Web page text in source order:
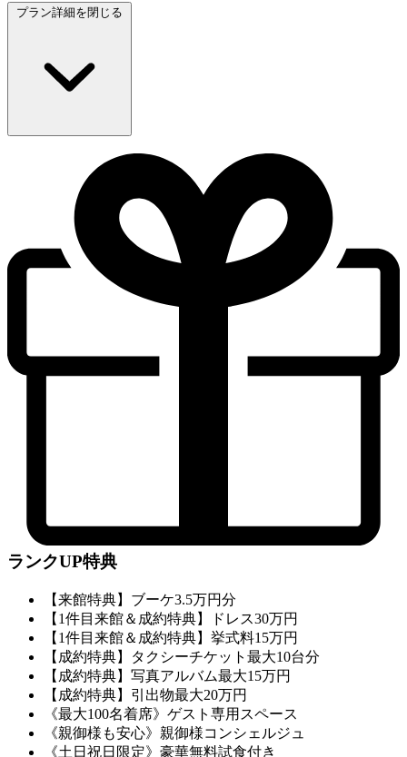
プラン詳細を閉じる
ランクUP特典
【来館特典】ブーケ3.5万円分
【1件目来館＆成約特典】ドレス30万円
【1件目来館＆成約特典】挙式料15万円
【成約特典】タクシーチケット最大10台分
【成約特典】写真アルバム最大15万円
【成約特典】引出物最大20万円
《最大100名着席》ゲスト専用スペース
《親御様も安心》親御様コンシェルジュ
《土日祝日限定》豪華無料試食付き